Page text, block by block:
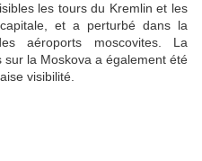
les tours du Kremlin et les
et a perturbé dans la
aéroports moscovites. La
la Moskova a également été
visibilité.